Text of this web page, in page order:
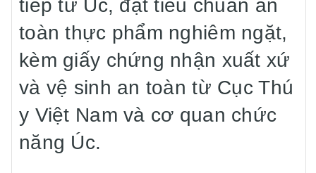
tiếp từ Úc, đạt tiêu chuẩn an
toàn thực phẩm nghiêm ngặt,
kèm giấy chứng nhận xuất xứ
và vệ sinh an toàn từ Cục Thú
y Việt Nam và cơ quan chức
năng Úc.